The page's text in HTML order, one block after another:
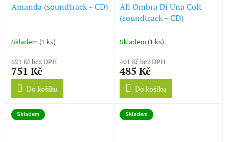
Amanda (soundtrack - CD)
Skladem (1 ks)
621 Kč bez DPH
751 Kč
Do košíku
All Ombra Di Una Colt
(soundtrack - CD)
Skladem (1 ks)
401 Kč bez DPH
485 Kč
Do košíku
Skladem Skladem